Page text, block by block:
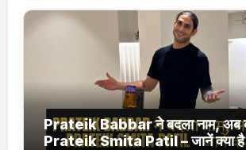
Prateik Babbar ने बदला नाम, अब
Prateik Smita Patil – जानें क्या